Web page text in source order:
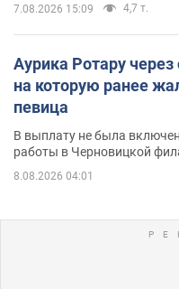
7.08.2026 15:09 4,7 т.
Аурика Ротару
на которую ранее
певица
В выплату не была
работы в Черновицкой
8.08.2026 04:01